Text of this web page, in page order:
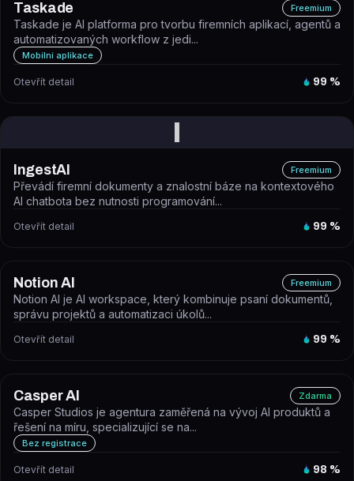
Taskade Freemium
Taskade je AI platforma pro tvorbu firemních aplikací, agentů a
automatizovaných workflow z jedi...
Mobilní aplikace
Otevřít detail 99 %
I
IngestAI Freemium
Převádí firemní dokumenty a znalostní báze na kontextového
AI chatbota bez nutnosti programování...
Otevřít detail 99 %
Notion AI Freemium
Notion AI je AI workspace, který kombinuje psaní dokumentů,
správu projektů a automatizaci úkolů...
Otevřít detail 99 %
Casper AI Zdarma
Casper Studios je agentura zaměřená na vývoj AI produktů a
řešení na míru, specializující se na...
Bez registrace
Otevřít detail 98 %